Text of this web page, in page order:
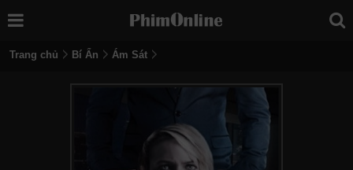
Trang chủ Bí Ẩn Ám Sát